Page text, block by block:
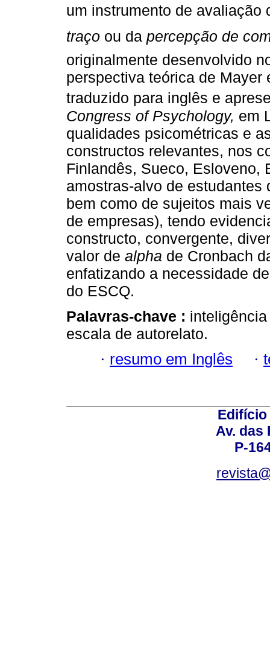
um instrumento de avaliação
traço  ou da  percepção de
originalmente desenvolvido
perspectiva teórica de
traduzido para inglês e
Congress of Psychology, em
qualidades psicométricas e
constructos relevantes, nos
Finlandês, Sueco, Eslove­no,
amostras­‑alvo de
bem como de sujeitos mais
de empresas), tendo
constructo, convergente,
valor de alpha de Cronbach
enfatizando a necessidade
do ESCQ.
Palavras-chave :
escala de auto­relato.
· resumo em Inglês ·
Edifício
Av. das
P-